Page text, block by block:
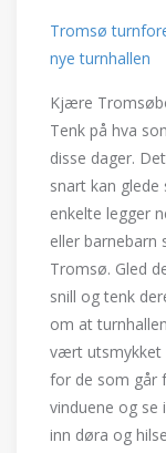
Tromsø
nye turnhallen
Kjære
Tenk på hva
disse dager.
snart kan glede
enkelte legger
eller barnebarn
Tromsø. Gled
snill og tenk
om at
vært utsmykket
for de som går
vinduene og se
inn døra og